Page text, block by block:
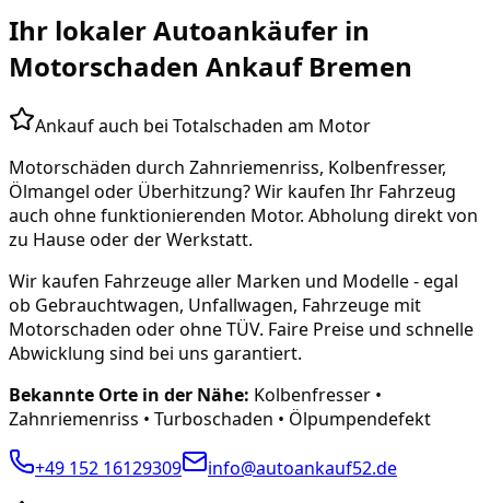
Ihr lokaler Autoankäufer in
Motorschaden Ankauf Bremen
Ankauf auch bei Totalschaden am Motor
Motorschäden durch Zahnriemenriss, Kolbenfresser,
Ölmangel oder Überhitzung? Wir kaufen Ihr Fahrzeug
auch ohne funktionierenden Motor. Abholung direkt von
zu Hause oder der Werkstatt.
Wir kaufen Fahrzeuge aller Marken und Modelle - egal
ob Gebrauchtwagen, Unfallwagen, Fahrzeuge mit
Motorschaden oder ohne TÜV. Faire Preise und schnelle
Abwicklung sind bei uns garantiert.
Bekannte Orte in der Nähe: Kolbenfresser •
Zahnriemenriss • Turboschaden • Ölpumpendefekt
+49 152 16129309 info@autoankauf52.de